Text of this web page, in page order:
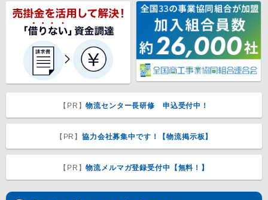
【PR】物流センター長研修 申込受付中！
【PR】協力会社募集中です！【物流掲示板】
【PR】物流メルマガ登録受付中【無料！】